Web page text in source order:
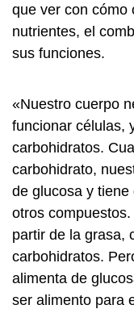
que ver con cómo
nutrientes, el
sus funciones.
«Nuestro cuerpo
funcionar células,
carbohidratos.
carbohidrato,
de glucosa y
otros
partir de la grasa,
carbohidratos.
alimenta de
ser alimento para